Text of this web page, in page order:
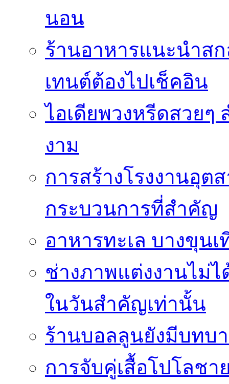
นอน
ร้านอาหารแนะนำส
เทนต์ต้องไปเช็คอิน
ไอเดียพวงหรีดสวยๆ
งาม
การสร้างโรงงานอุต
กระบวนการที่สำคัญ
อาหารทะเล บางขุน
ช่างภาพแต่งงานไม่
ในวันสำคัญเท่านั้น
ร้านบอลลูนยังมีบทบ
การจับคู่เสื้อโปโลชา